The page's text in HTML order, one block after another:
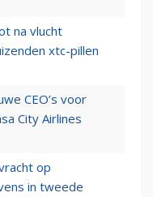
na vlucht
xtc-pillen
CEO’s voor
City Airlines
op
in tweede